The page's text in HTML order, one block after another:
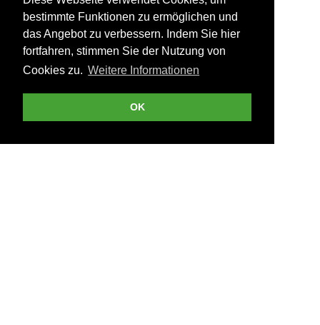
bestimmte Funktionen zu ermöglichen und
das Angebot zu verbessern. Indem Sie hier
fortfahren, stimmen Sie der Nutzung von
Cookies zu. Weitere Informationen
OK